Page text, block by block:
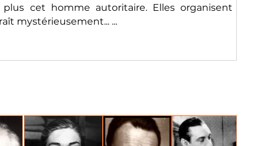
cet homme autoritaire. Elles organisent
mystérieusement... ...